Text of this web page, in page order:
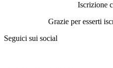
Iscrizione
Grazie per esserti
Seguici sui social